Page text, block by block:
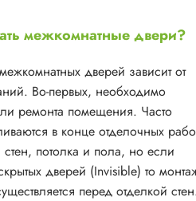
межкомнатные двери?
дверей зависит от
Во-первых, необходимо
ремонта помещения. Часто
в конце отделочных
потолка и пола, но если
дверей (Invisible) то
перед отделкой